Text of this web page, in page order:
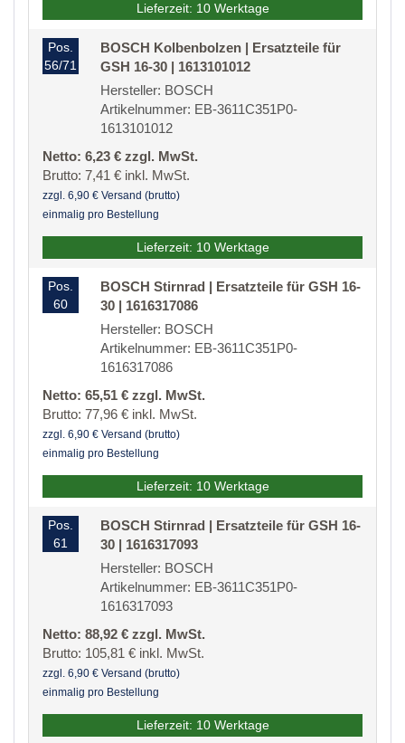
Lieferzeit: 10 Werktage
Pos.
56/71
BOSCH Kolbenbolzen | Ersatzteile für
GSH 16-30 | 1613101012
Hersteller: BOSCH
Artikelnummer: EB-3611C351P0-
1613101012
Netto: 6,23 € zzgl. MwSt.
Brutto: 7,41 € inkl. MwSt.
zzgl. 6,90 € Versand (brutto)
einmalig pro Bestellung
Lieferzeit: 10 Werktage
Pos.
60
BOSCH Stirnrad | Ersatzteile für GSH 16-
30 | 1616317086
Hersteller: BOSCH
Artikelnummer: EB-3611C351P0-
1616317086
Netto: 65,51 € zzgl. MwSt.
Brutto: 77,96 € inkl. MwSt.
zzgl. 6,90 € Versand (brutto)
einmalig pro Bestellung
Lieferzeit: 10 Werktage
Pos.
61
BOSCH Stirnrad | Ersatzteile für GSH 16-
30 | 1616317093
Hersteller: BOSCH
Artikelnummer: EB-3611C351P0-
1616317093
Netto: 88,92 € zzgl. MwSt.
Brutto: 105,81 € inkl. MwSt.
zzgl. 6,90 € Versand (brutto)
einmalig pro Bestellung
Lieferzeit: 10 Werktage